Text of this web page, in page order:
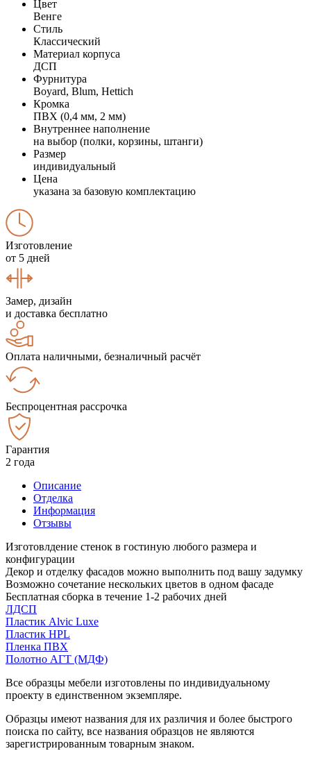
Цвет
Венге
Стиль
Классический
Материал корпуса
ДСП
Фурнитура
Boyard, Blum, Hettich
Кромка
ПВХ (0,4 мм, 2 мм)
Внутреннее наполнение
на выбор (полки, корзины, штанги)
Размер
индивидуальный
Цена
указана за базовую комплектацию
Изготовление
от 5 дней
Замер, дизайн
и доставка бесплатно
Оплата наличными, безналичный расчёт
Беспроцентная рассрочка
Гарантия
2 года
Описание
Отделка
Информация
Отзывы
Изготовлдение стенок в гостиную любого размера и
конфигурации
Декор и отделку фасадов можно выполнить под вашу задумку
Возможно сочетание нескольких цветов в одном фасаде
Бесплатная сборка в течение 1-2 рабочих дней
ЛДСП
Пластик Alvic Luxe
Пластик HPL
Пленка ПВХ
Полотно АГТ (МДФ)
Все образцы мебели изготовлены по индивидуальному
проекту в единственном экземпляре.
Образцы имеют названия для их различия и более быстрого
поиска по сайту, все названия образцов не являются
зарегистрированным товарным знаком.